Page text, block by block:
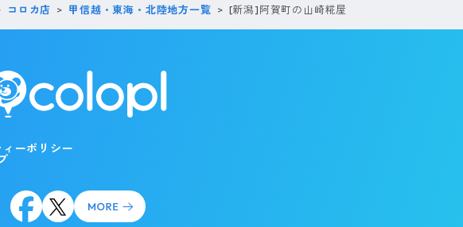
コロカ店 甲信越・東海・北陸地方一覧 [新潟]阿賀町の山崎糀屋
ーポリシー